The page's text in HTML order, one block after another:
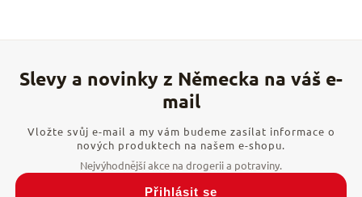
Vložte svůj e-mail a my vám budeme zasílat informace o
nových produktech na našem e-shopu.
Přihlásit se